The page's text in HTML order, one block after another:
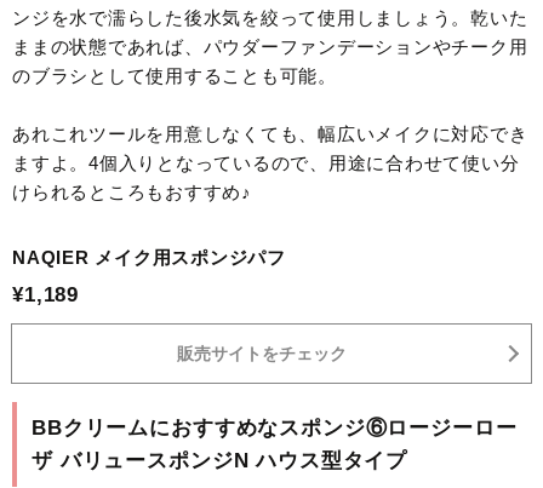
ンジを水で濡らした後水気を絞って使用しましょう。乾いた
ままの状態であれば、パウダーファンデーションやチーク用
のブラシとして使用することも可能。
あれこれツールを用意しなくても、幅広いメイクに対応でき
ますよ。4個入りとなっているので、用途に合わせて使い分
けられるところもおすすめ♪
NAQIER メイク用スポンジパフ
¥1,189
販売サイトをチェック
BBクリームにおすすめなスポンジ⑥ロージーロー
ザ バリュースポンジN ハウス型タイプ